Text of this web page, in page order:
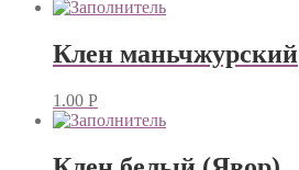
Клен маньчжурский
1.00 Р